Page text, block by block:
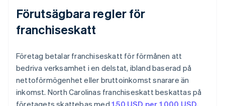
Förutsägbara regler för
franchiseskatt
Företag betalar franchiseskatt för förmånen att
bedriva verksamhet i en delstat, ibland baserad på
nettoförmögenhet eller bruttoinkomst snarare än
inkomst. North Carolinas franchiseskatt beskattas på